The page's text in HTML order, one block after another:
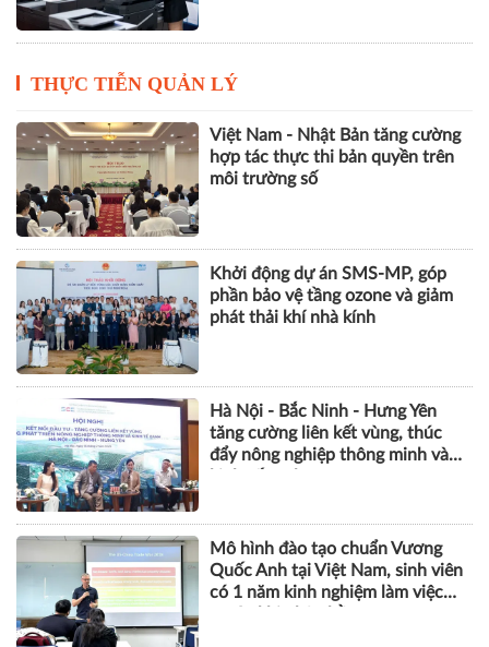
THỰC TIỄN QUẢN LÝ
Việt Nam - Nhật Bản tăng cường
hợp tác thực thi bản quyền trên
môi trường số
Khởi động dự án SMS-MP, góp
phần bảo vệ tầng ozone và giảm
phát thải khí nhà kính
Hà Nội - Bắc Ninh - Hưng Yên
tăng cường liên kết vùng, thúc
đẩy nông nghiệp thông minh và
Mô hình đào tạo chuẩn Vương
Quốc Anh tại Việt Nam, sinh viên
có 1 năm kinh nghiệm làm việc